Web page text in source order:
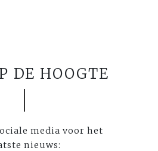
DE HOOGTE
media voor het
nieuws: